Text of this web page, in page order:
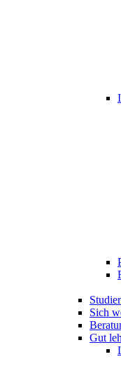
Sich
Gut